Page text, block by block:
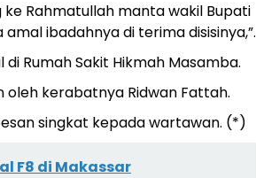
ke Rahmatullah manta wakil Bupati
ibadahnya di terima disisinya,”.
Rumah Sakit Hikmah Masamba.
oleh kerabatnya Ridwan Fattah.
singkat kepada wartawan. (*)
F8 di Makassar